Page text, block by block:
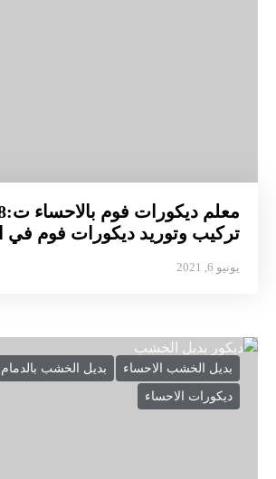
تركيب وتوريد ديكورات فوم في
يونيو 6, 2021
بديل الخشب الاحساء بديل الخشب بالدمام
ديكورات الاحساء